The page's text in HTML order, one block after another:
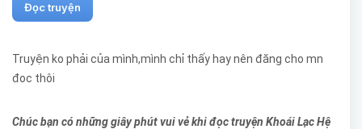
Đọc truyện
Truyện ko phải của mình,mình chỉ thấy hay nên đăng cho mn
đoc thôi
Chúc bạn có những giây phút vui vẻ khi đọc truyện Khoái Lạc Hệ